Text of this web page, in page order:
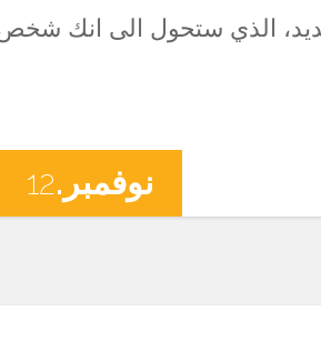
الذي ستحول الى انك
نوفمبر.12